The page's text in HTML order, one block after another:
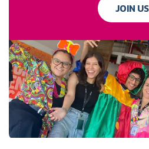
JOIN US